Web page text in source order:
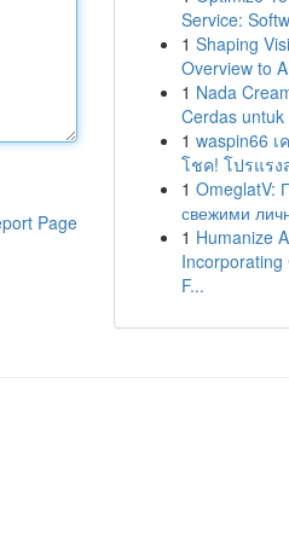
Page
Service:
1 Shaping
Overview to
1 Nada
Cerdas
1 waspin66
โชค! โปรแรง
1 OmeglatV:
свежими
1 Humanize
F...